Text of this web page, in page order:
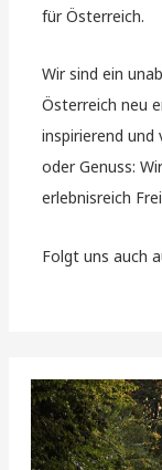
für Österreich.
Wir sind ein
Österreich neu
inspirierend und
oder Genuss:
erlebnisreich
Folgt uns auch